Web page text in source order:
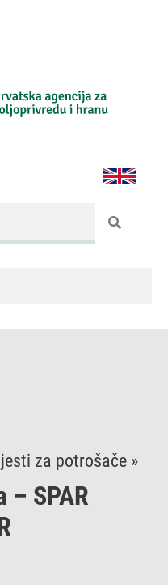
za potrošače »
– SPAR